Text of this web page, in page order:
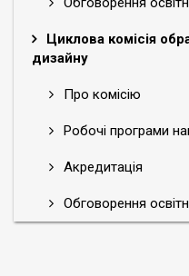
Циклова комісія
дизайну
Про комісію
Робочі програми
Акредитація
Обговорення